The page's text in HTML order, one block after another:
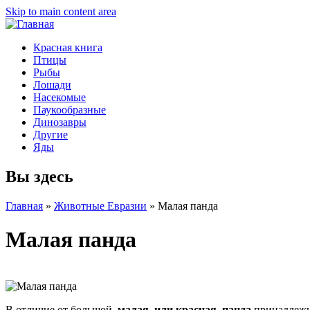
Skip to main content area
Красная книга
Птицы
Рыбы
Лошади
Насекомые
Паукообразные
Динозавры
Другие
Яды
Вы здесь
Главная » Животные Евразии » Малая панда
Малая панда